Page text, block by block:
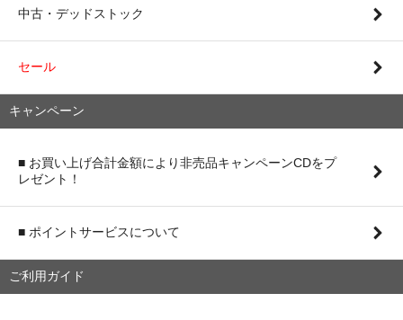
中古・デッドストック
セール
キャンペーン
■ お買い上げ合計金額により非売品キャンペーンCDをプ
レゼント！
■ ポイントサービスについて
ご利用ガイド